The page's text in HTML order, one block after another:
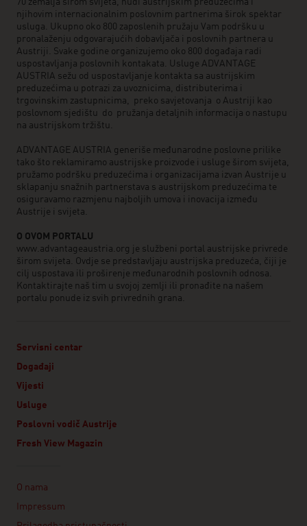
70 zemalja širom svijeta, nudi austrijskim preduzećima i
njihovim internacionalnim poslovnim partnerima širok spektar
usluga. Ukupno oko 800 zaposlenih pružaju Vam podršku u
pronalaženju odgovarajućih dobavljača i poslovnih partnera u
Austriji. Svake godine organizujemo oko 800 događaja radi
uspostavljanja poslovnih kontakata. Usluge ADVANTAGE
AUSTRIA sežu od uspostavljanje kontakta sa austrijskim
preduzećima u potrazi za uvoznicima, distributerima i
trgovinskim zastupnicima, preko savjetovanja o Austriji kao
poslovnom sjedištu do pružanja detaljnih informacija o nastupu
na austrijskom tržištu.
ADVANTAGE AUSTRIA generiše međunarodne poslovne prilike
tako što reklamiramo austrijske proizvode i usluge širom svijeta,
pružamo podršku preduzećima i organizacijama izvan Austrije u
sklapanju snažnih partnerstava s austrijskom preduzećima te
osiguravamo razmjenu najboljih umova i inovacija između
Austrije i svijeta.
O OVOM PORTALU
www.advantageaustria.org je službeni portal austrijske privrede
širom svijeta. Ovdje se predstavljaju austrijska preduzeća, čiji je
cilj uspostava ili proširenje međunarodnih poslovnih odnosa.
Kontaktirajte naš tim u svojoj zemlji ili pronađite na našem
portalu ponude iz svih privrednih grana.
Servisni centar
Događaji
Vijesti
Usluge
Poslovni vodič Austrije
Fresh View Magazin
O nama
Impressum